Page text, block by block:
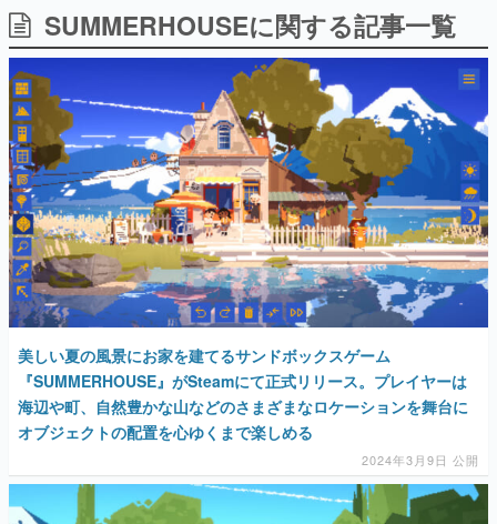
ゲーム開発者・hamatsu氏がゲームの魅力を画面や操作の
具体的な形から解き明かしていく、硬派で骨太な評論連載
です。
ゲームが変えた日本語
「経験値」「裏技」「ラスボス」… ゲームにまつわる言葉
の起源や用法の変遷を、コンピューター文化史研究家・タ
イニーP氏が徹底調査。
カテゴリ
特集記事
マンガ
女性向け
アプリレビュー
その他
電ファミニコゲーマーとは？
運営：株式会社マレ
SUMMERHOUSEに関する記事一覧
美しい夏の風景にお家を建てるサンドボックスゲーム
『SUMMERHOUSE』がSteamにて正式リリース。プレイヤーは
海辺や町、自然豊かな山などのさまざまなロケーションを舞台に
オブジェクトの配置を心ゆくまで楽しめる
2024年3月9日 公開